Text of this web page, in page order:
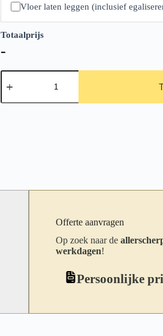
Vloer laten leggen (inclusief
Totaalprijs
-
Therdex
Xtralong
9100
Offerte aanvragen
Op zoek naar de
werkdagen!
Persoonlijke